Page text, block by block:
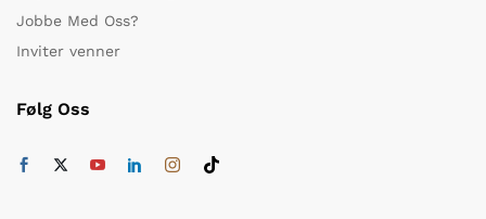
Jobbe Med Oss?
Inviter venner
Følg Oss